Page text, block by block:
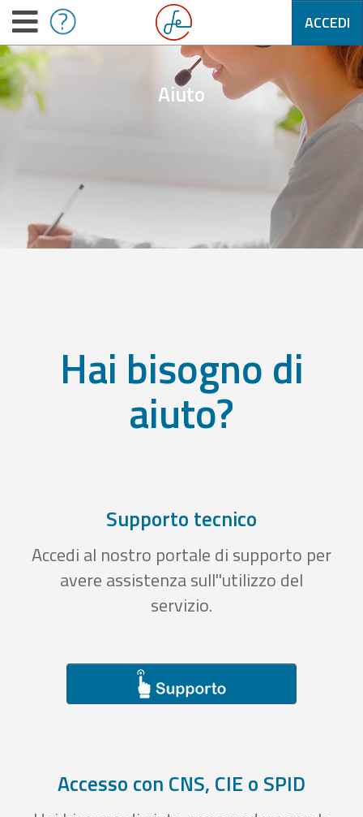
ACCEDI
Aiuto
Hai bisogno di
aiuto?
Supporto tecnico
Accedi al nostro portale di supporto per
avere assistenza sull''utilizzo del
servizio.
Accesso con CNS, CIE o SPID